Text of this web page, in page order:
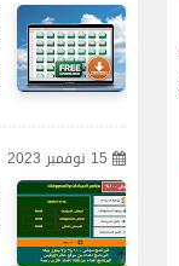
15 نوفمبر 2023